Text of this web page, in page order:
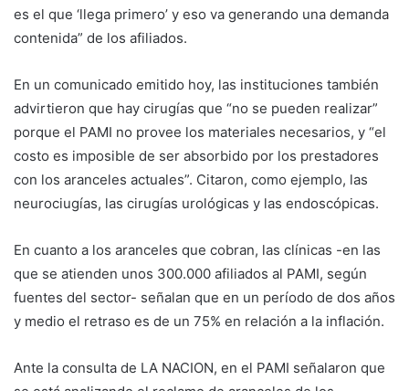
es el que ‘llega primero’ y eso va generando una demanda
contenida” de los afiliados.
En un comunicado emitido hoy, las instituciones también
advirtieron que hay cirugías que “no se pueden realizar”
porque el PAMI no provee los materiales necesarios, y “el
costo es imposible de ser absorbido por los prestadores
con los aranceles actuales”. Citaron, como ejemplo, las
neurociugías, las cirugías urológicas y las endoscópicas.
En cuanto a los aranceles que cobran, las clínicas -en las
que se atienden unos 300.000 afiliados al PAMI, según
fuentes del sector- señalan que en un período de dos años
y medio el retraso es de un 75% en relación a la inflación.
Ante la consulta de LA NACION, en el PAMI señalaron que